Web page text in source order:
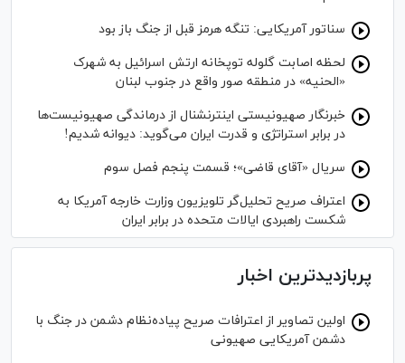
سناتور آمریکایی: تنگه هرمز قبل از جنگ باز بود
لحظه اصابت گلوله توپخانه ارتش اسرائیل به شهرک
«الحنیه» در منطقه صور واقع در جنوب لبنان
خبرنگار صهیونیستی اینترنشنال از درماندگی صهیونیست‌ها
در برابر استراتژی و قدرت ایران می‌گوید: دیوانه شدیم!
سریال «آقای قاضی»؛ قسمت پنجم فصل سوم
اعتراف صریح تحلیل‌گر تلویزیون وزارت خارجه آمریکا به
شکست راهبردی ایالات متحده در برابر ایران
پربازدیدترین اخبار
اولین تصاویر از اعترافات صریح پیاده‌نظام‌ دشمن در جنگ با
دشمن آمریکایی صهیونی